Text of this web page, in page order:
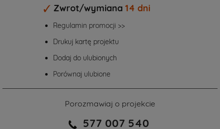
Zwrot/wymiana 14 dni
Regulamin promocji >>
Drukuj kartę projektu
Dodaj do ulubionych
Porównaj ulubione
Porozmawiaj o projekcie
577 007 540